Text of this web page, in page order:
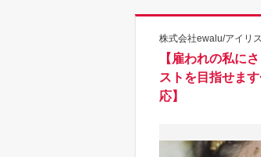
株式会社ewalu/アイリ
【雇われの私に
ストを目指せま
応】